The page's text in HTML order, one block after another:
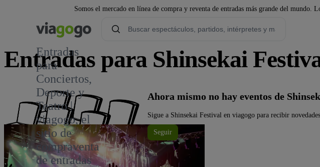
Somos el mercado en línea de compra y reventa de entradas más grande del
Entradas
para
Conciertos,
Deporte y
Teatro |
viagogo, el
sitio de
compraventa
de entradas
Entradas para Shinsekai
Ahora mismo no hay eventos de
Sigue a Shinsekai Festival en viagogo para recibir
Seguir